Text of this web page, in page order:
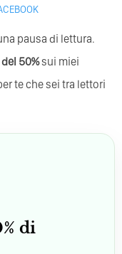
pausa di lettura.
50%sui miei
te che sei tra lettori
di